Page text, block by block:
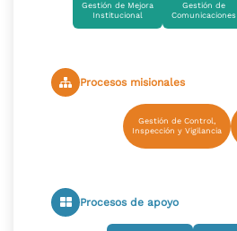
Gestión de Mejora
Institucional
Gestión de
Comunicaciones
Procesos misionales
Gestión de Control,
Inspección y Vigilancia
Procesos de apoyo